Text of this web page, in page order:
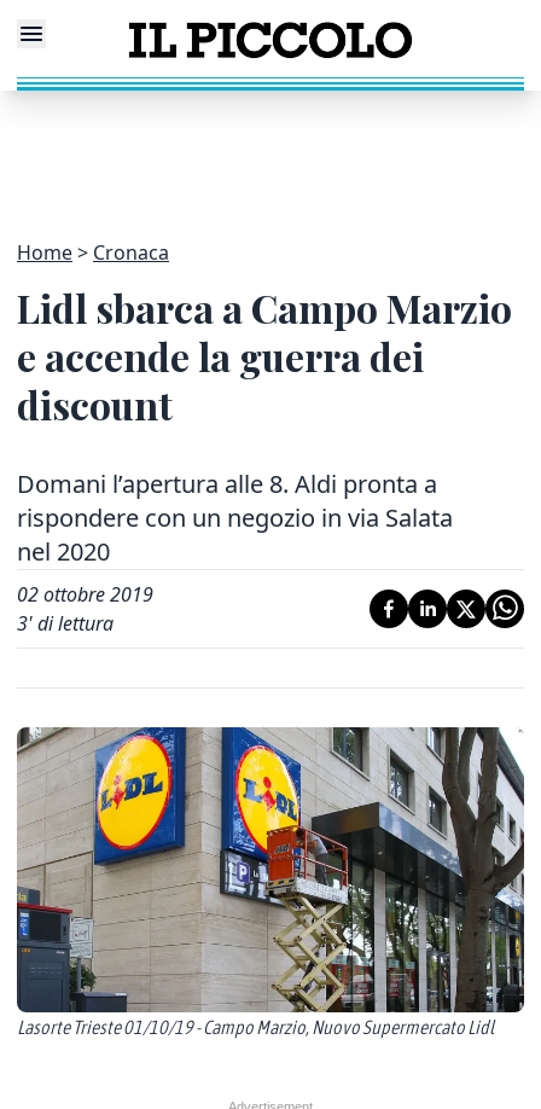
Home Cronaca
Lidl sbarca a Campo Marzio
e accende la guerra dei
discount
Domani l’apertura alle 8. Aldi pronta a
rispondere con un negozio in via Salata
nel 2020
02 ottobre 2019
3' di lettura
Lasorte Trieste 01/10/19 - Campo Marzio, Nuovo Supermercato Lidl